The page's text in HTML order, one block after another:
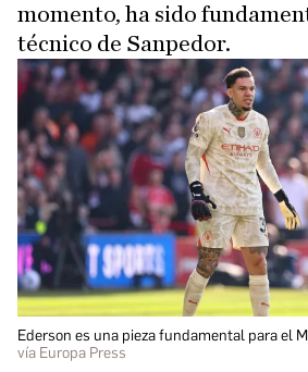
momento, ha sido
técnico de Sanpedor.
Ederson es una pieza fundamental para el
vía Europa Press